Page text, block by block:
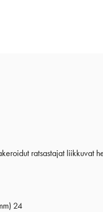
ratsastajat liikkuvat
24